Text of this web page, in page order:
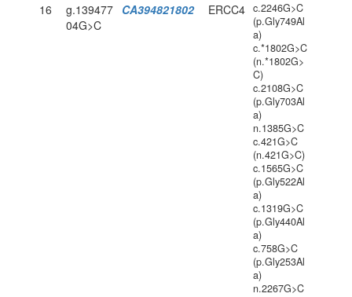
16
g.139477
04G>C
CA394821802 ERCC4 c.2246G>C
(p.Gly749Al
a)
c.*1802G>C
(n.*1802G>
C)
c.2108G>C
(p.Gly703Al
a)
n.1385G>C
c.421G>C
(n.421G>C)
c.1565G>C
(p.Gly522Al
a)
c.1319G>C
(p.Gly440Al
a)
c.758G>C
(p.Gly253Al
a)
n.2267G>C